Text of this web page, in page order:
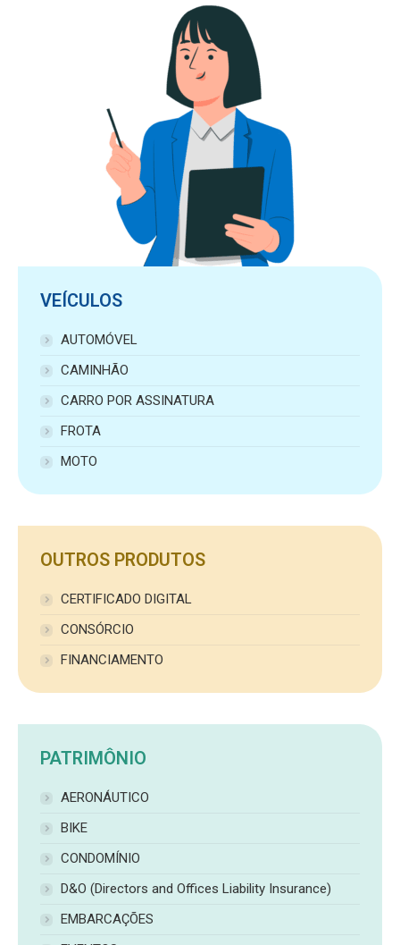
VEÍCULOS
AUTOMÓVEL
CAMINHÃO
CARRO POR ASSINATURA
FROTA
MOTO
OUTROS PRODUTOS
CERTIFICADO DIGITAL
CONSÓRCIO
FINANCIAMENTO
PATRIMÔNIO
AERONÁUTICO
BIKE
CONDOMÍNIO
D&O (Directors and Offices Liability Insurance)
EMBARCAÇÕES